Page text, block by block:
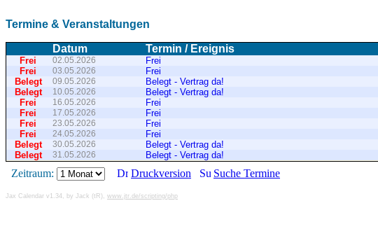
Termine & Veranstaltungen
Datum Termin / Ereignis
Frei 02.05.2026
Frei
Frei
03.05.2026
Frei
Belegt
09.05.2026
Belegt - Vertrag da!
Belegt
10.05.2026
Belegt - Vertrag da!
Frei
16.05.2026
Frei
Frei
17.05.2026
Frei
Frei
23.05.2026
Frei
Frei
24.05.2026
Frei
Belegt
30.05.2026
Belegt - Vertrag da!
Belegt
31.05.2026 Belegt - Vertrag da!
Zeitraum: Druckversion Suche Termine
Jax Calendar v1.34, by Jack (tR), www.jtr.de/scripting/php